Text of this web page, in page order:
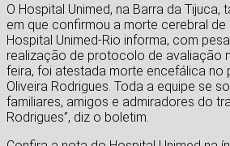
O Hospital Unimed, na Barra da Tijuca,
em que confirmou a morte cerebral de
Hospital Unimed-Rio informa, com
realização de protocolo de avaliação
feira, foi atestada morte encefálica no
Oliveira Rodrigues. Toda a equipe se
familiares, amigos e admiradores do
Rodrigues”, diz o boletim.